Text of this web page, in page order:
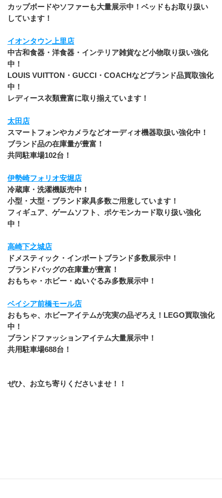
カップボードやソファーも大量展示中！ベッドもお取り扱い
しています！
イオンタウン上里店
中古和食器・洋食器・インテリア雑貨など小物取り扱い強化
中！
LOUIS VUITTON・GUCCI・COACHなどブランド品買取強化
中！
レディース衣類豊富に取り揃えています！
太田店
スマートフォンやカメラなどオーディオ機器取扱い強化中！
ブランド品の在庫量が豊富！
共同駐車場102台！
伊勢崎フォリオ安堀店
冷蔵庫・洗濯機販売中！
小型・大型・ブランド家具多数ご用意しています！
﻿フィギュア、ゲームソフト、ポケモンカード取り扱い強化
中！
高崎下之城店
ドメスティック・インポートブランド多数展示中！
ブランドバッグの在庫量が豊富！
おもちゃ・ホビー・ぬいぐるみ多数展示中！
ベイシア前橋モール店
おもちゃ、ホビーアイテムが充実の品ぞろえ！LEGO買取強化
中！
ブランドファッションアイテム大量展示中！
共用駐車場688台！
ぜひ、お立ち寄りくださいませ！！